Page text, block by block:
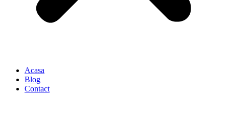
Acasa
Blog
Contact